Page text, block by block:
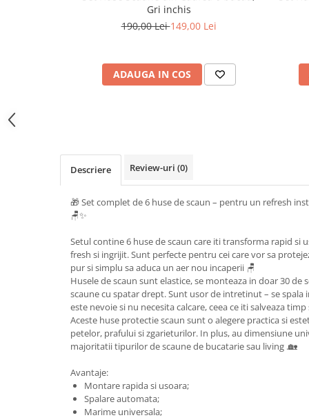
Gri inchis
190,00 Lei149,00 Lei
ADAUGA IN COS
Descriere Review-uri (0)
🎁 Set complet de 6 huse de scaun – pentru un refresh
🪑✨
Setul contine 6 huse de scaun care iti transforma rapid si
fresh si ingrijit. Sunt perfecte pentru cei care vor sa
pur si simplu sa aduca un aer nou incaperii 🪑
Husele de scaun sunt elastice, se monteaza in doar 30 de
scaune cu spatar drept. Sunt usor de intretinut – se spala
este nevoie si nu necesita calcare, ceea ce iti salveaza timp
Aceste huse protectie scaun sunt o alegere practica si
petelor, prafului si zgarieturilor. In plus, au dimensiune
majoritatii tipurilor de scaune de bucatarie sau living .🏡
Avantaje:
Montare rapida si usoara;
Spalare automata;
Marime universala;